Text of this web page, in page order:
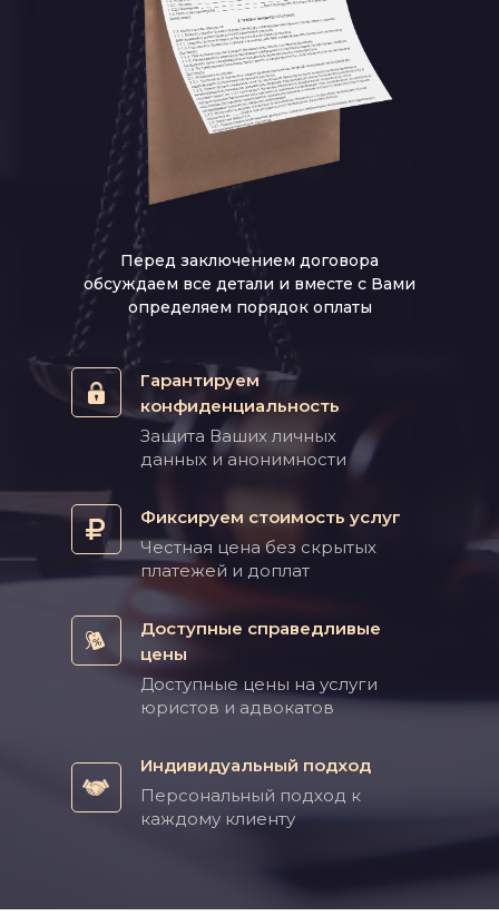
Гарантируем
конфиденциальность
Фиксируем стоимость услуг
Перед заключением договора
обсуждаем все детали и вместе с Вами
определяем порядок оплаты
Честная цена без скрытых
платежей и доплат
Доступные справедливые
цены
Доступные цены на услуги
юристов и адвокатов
Защита Ваших личных
данных и анонимности
Индивидуальный подход
Персональный подход к
каждому клиенту